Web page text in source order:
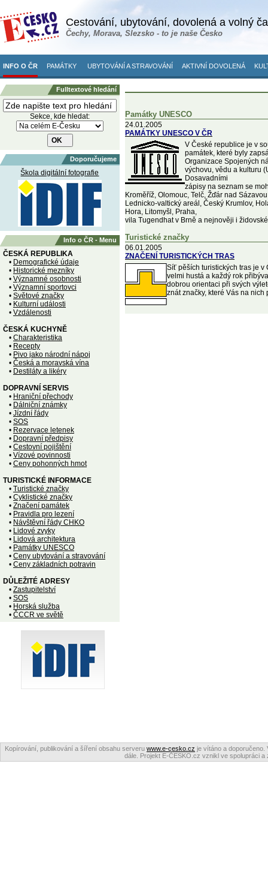
Cestování, ubytování, dovolená a volný
Čechy, Morava, Slezsko - to je naše Česko
INFO O ČR PAMÁTKY UBYTOVÁNÍ A STRAVOVÁNÍ AKTIVNÍ DOVOLENÁ
Fulltextové hledání
Sekce, kde hledat:
Doporučujeme
Škola digitální fotografie
Info o ČR - Menu
ČESKÁ REPUBLIKA
• Demografické údaje
• Historické mezníky
• Významné osobnosti
• Významní sportovci
• Světové značky
• Kulturní události
• Vzdálenosti
ČESKÁ KUCHYNĚ
• Charakteristika
• Recepty
• Pivo jako národní nápoj
• Česká a moravská vína
• Destiláty a likéry
DOPRAVNÍ SERVIS
• Hraniční přechody
• Dálniční známky
• Jízdní řády
• SOS
• Rezervace letenek
• Dopravní předpisy
• Cestovní pojištění
• Vízové povinnosti
• Ceny pohonných hmot
TURISTICKÉ INFORMACE
• Turistické značky
• Cyklistické značky
• Značení památek
• Pravidla pro lezení
• Návštěvní řády CHKO
• Lidové zvyky
• Lidová architektura
• Památky UNESCO
• Ceny ubytování a stravování
• Ceny základních potravin
DŮLEŽITÉ ADRESY
• Zastupitelství
• SOS
• Horská služba
• ČCCR ve světě
Památky UNESCO
24.01.2005
PAMÁTKY UNESCO V ČR
V České republice je v
památek, které byly
Organizace Spojených
výchovu, vědu a kulturu
Dosavadními
zápisy na seznam se
Kroměříž, Olomouc, Telč, Žďár nad
Lednicko-valtický areál, Český Krumlov,
Hora, Litomyšl, Praha,
vila Tugendhat v Brně a nejnověji i
Turistické značky
06.01.2005
ZNAČENÍ TURISTICKÝCH TRAS
Síť pěších turistických tras je v
velmi hustá a každý rok
dobrou orientaci při svých
znát značky, které Vás na nich
Kopírování, publikování a šíření obsahu serveru www.e-cesko.cz je vítáno a doporučeno.
dále. Projekt E-ČESKO.cz vznikl ve spolupráci